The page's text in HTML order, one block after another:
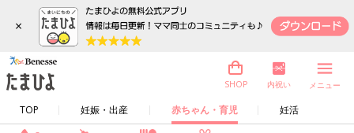
×
TOP 妊娠・出産 赤ちゃん・育児 妊活
SHOP 内祝い メニュー